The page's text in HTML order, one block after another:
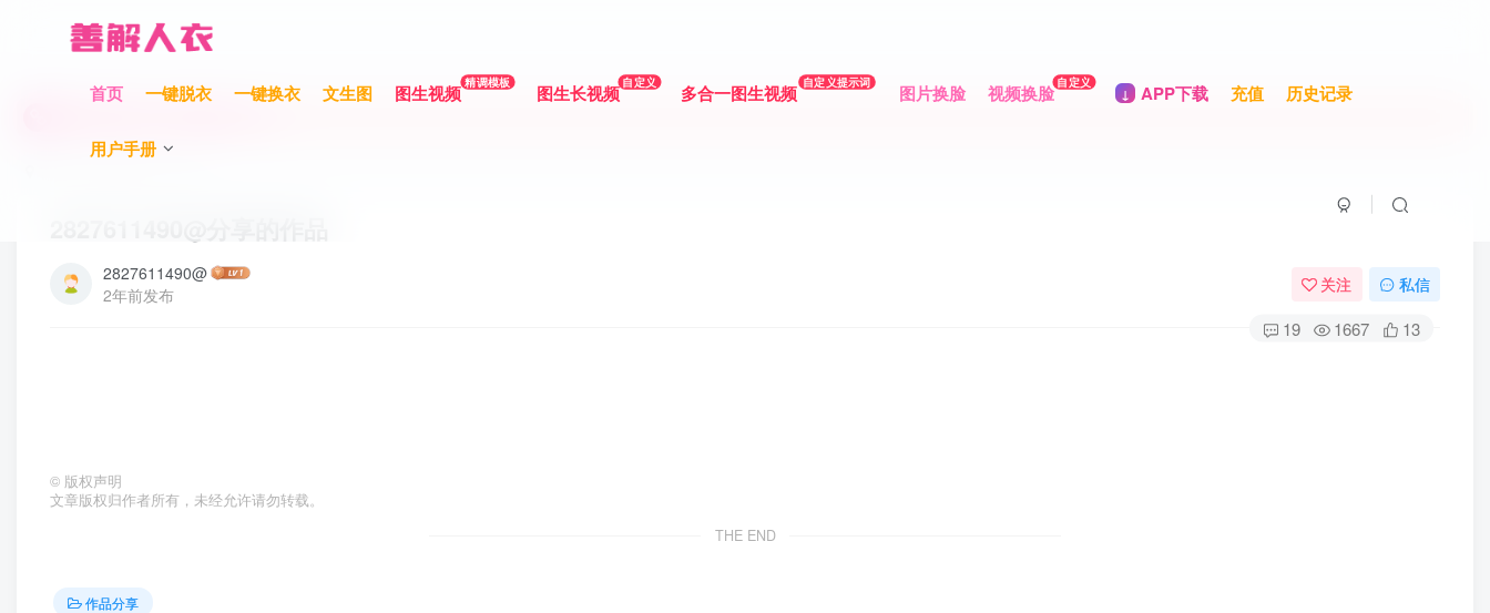
首页 一键脱衣 一键换衣 文生图 图生视频 精调模板 图生长视频 自定义 多合一图生视频 自定义提示词 图片换脸 视频换脸 自定义 APP下载 充值 历史记录
用户手册
充值限时巨惠，最高赠送700元！
充值限时巨惠，最高赠送700元！
2827611490@
2年前发布
关注 私信
19 1667 13
© 版权声明
文章版权归作者所有，未经允许请勿转载。
THE END
作品分享